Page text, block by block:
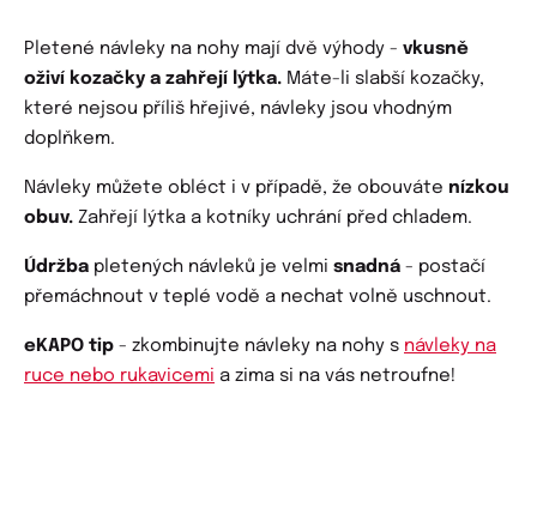
Pletené návleky na nohy mají dvě výhody - vkusně
oživí kozačky a zahřejí lýtka. Máte-li slabší kozačky,
které nejsou příliš hřejivé, návleky jsou vhodným
doplňkem.
Návleky můžete obléct i v případě, že obouváte nízkou
obuv. Zahřejí lýtka a kotníky uchrání před chladem.
Údržba pletených návleků je velmi snadná - postačí
přemáchnout v teplé vodě a nechat volně uschnout.
eKAPO tip - zkombinujte návleky na nohy s návleky na
ruce nebo rukavicemi a zima si na vás netroufne!